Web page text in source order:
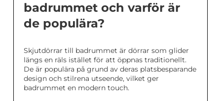
badrummet och varför är
de populära?
Skjutdörrar till badrummet är dörrar som glider
längs en räls istället för att öppnas traditionellt.
De är populära på grund av deras platsbesparande
design och stilrena utseende, vilket ger
badrummet en modern touch.